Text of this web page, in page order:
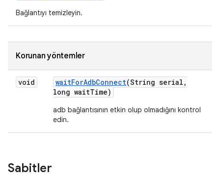
Bağlantıyı temizleyin.
Korunan yöntemler
void waitForAdbConnect(String serial ,
long waitTime)
adb bağlantısının etkin olup olmadığını kontrol
edin.
Sabitler